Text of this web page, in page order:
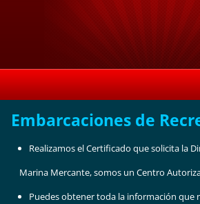
Embarcaciones de
Realizamos el Certificado que solicita la
Marina Mercante, somos un Centro
Puedes obtener toda la información que